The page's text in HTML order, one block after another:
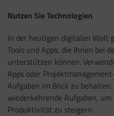
Nutzen Sie Technologien
In der heutigen digitalen Welt
Tools und Apps, die Ihnen bei
unterstützen können.
Apps oder
Aufgaben im Blick zu
wiederkehrende Aufgaben,
Produktivität zu steigern.